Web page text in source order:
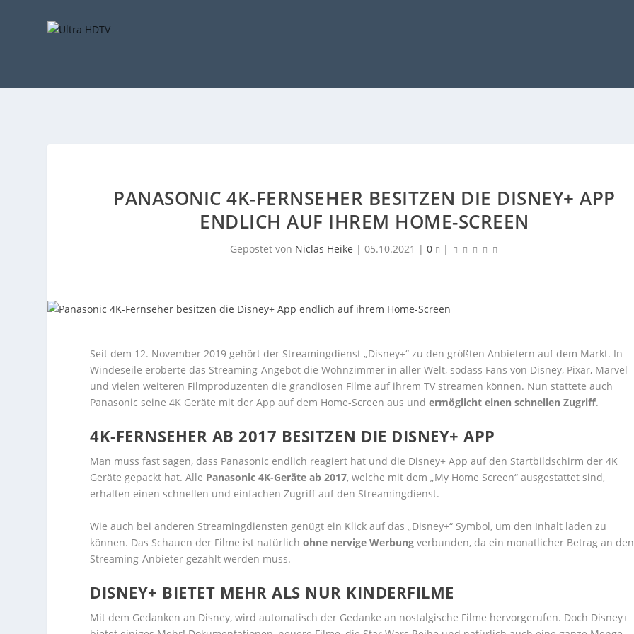
PANASONIC 4K-FERNSEHER BESITZEN DIE DISNEY+ APP
ENDLICH AUF IHREM HOME-SCREEN
Gepostet von Niclas Heike |05.10.2021 |0 |
Seit dem 12. November 2019 gehört der Streamingdienst „Disney+“ zu den größten Anbietern auf dem Markt. In
Windeseile eroberte das Streaming-Angebot die Wohnzimmer in aller Welt, sodass Fans von Disney, Pixar, Marvel
und vielen weiteren Filmproduzenten die grandiosen Filme auf ihrem TV streamen können. Nun stattete auch
Panasonic seine 4K Geräte mit der App auf dem Home-Screen aus undermöglicht einen schnellen Zugriff.
4K-FERNSEHER AB 2017 BESITZEN DIE DISNEY+ APP
Man muss fast sagen, dass Panasonic endlich reagiert hat und die Disney+ App auf den Startbildschirm der 4K
Geräte gepackt hat. Alle Panasonic 4K-Geräte ab 2017, welche mit dem „My Home Screen“ ausgestattet sind,
erhalten einen schnellen und einfachen Zugriff auf den Streamingdienst.
Wie auch bei anderen Streamingdiensten genügt ein Klick auf das „Disney+“ Symbol, um den Inhalt laden zu
können. Das Schauen der Filme ist natürlichohne nervige Werbung verbunden, da ein monatlicher Betrag an den
Streaming-Anbieter gezahlt werden muss.
DISNEY+ BIETET MEHR ALS NUR KINDERFILME
Mit dem Gedanken an Disney, wird automatisch der Gedanke an nostalgische Filme hervorgerufen. Doch Disney+